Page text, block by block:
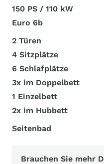
150 PS / 110 kW
Euro 6b
2 Türen
4 Sitzplätze
6 Schlafplätze
3x im Doppelbett
1 Einzelbett
2x im Hubbett
Seitenbad
Brauchen Sie mehr